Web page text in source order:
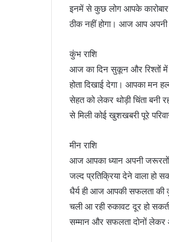
इनमें से कुछ लोग आपके कारोबार
ठीक नहीं होगा। आज आप
कुंभ राशि
आज का दिन सुकून और रिश्तों में
होता दिखाई देगा। आपका मन
सेहत को लेकर थोड़ी चिंता बनी
से मिली कोई खुशखबरी पूरे
मीन राशि
आज आपका ध्यान अपनी
जल्द प्रतिक्रिया देने वाला हो
धैर्य ही आज आपकी सफलता की
चली आ रही रुकावट दूर हो
सम्मान और सफलता दोनों